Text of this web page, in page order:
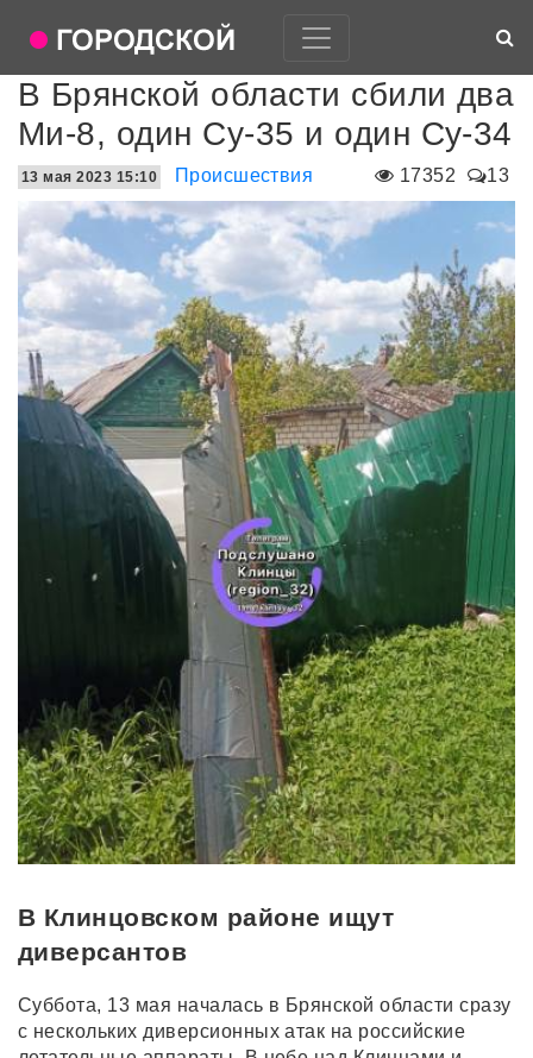
В Брянской области сбили два
Ми-8, один Су-35 и один Су-34
17352 13
13 мая 2023 15:10 Происшествия
В Клинцовском районе ищут
диверсантов
Суббота, 13 мая началась в Брянской области сразу
с нескольких диверсионных атак на российские